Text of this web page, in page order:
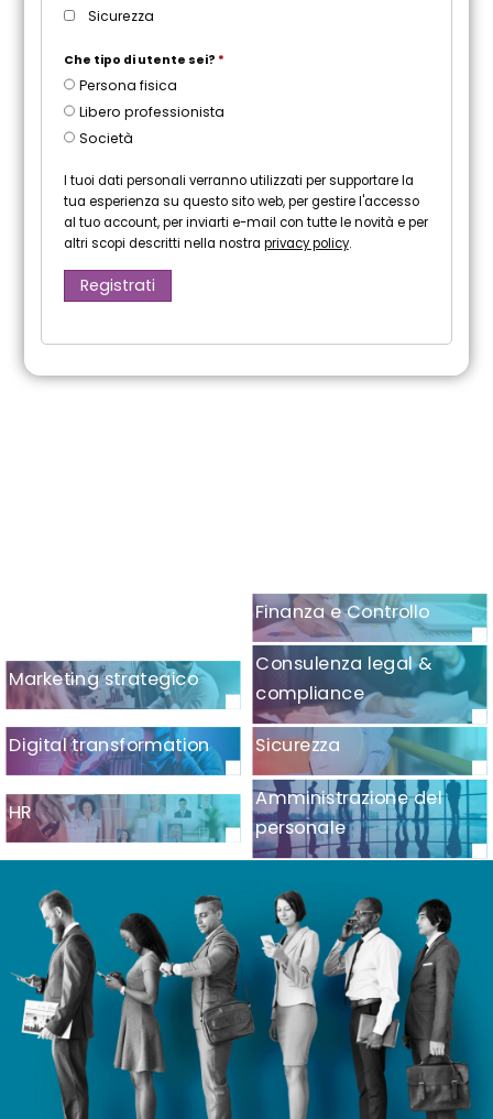
Sicurezza
Che tipo di utente sei? *
Persona fisica
Libero professionista
Società
I tuoi dati personali verranno utilizzati per supportare la
tua esperienza su questo sito web, per gestire l'accesso
al tuo account, per inviarti e-mail con tutte le novità e per
altri scopi descritti nella nostra privacy policy.
Registrati
Finanza e Controllo
Marketing strategico
Consulenza legal &
compliance
Digital transformation Sicurezza
HR
Amministrazione del
personale